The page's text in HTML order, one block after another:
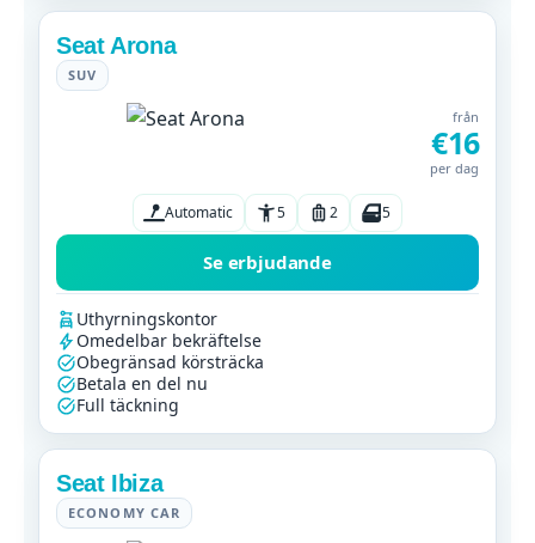
Seat Arona
SUV
från
€16
per dag
Automatic 5 2 5
Se erbjudande
Uthyrningskontor
Omedelbar bekräftelse
Obegränsad körsträcka
Betala en del nu
Full täckning
Seat Ibiza
ECONOMY CAR